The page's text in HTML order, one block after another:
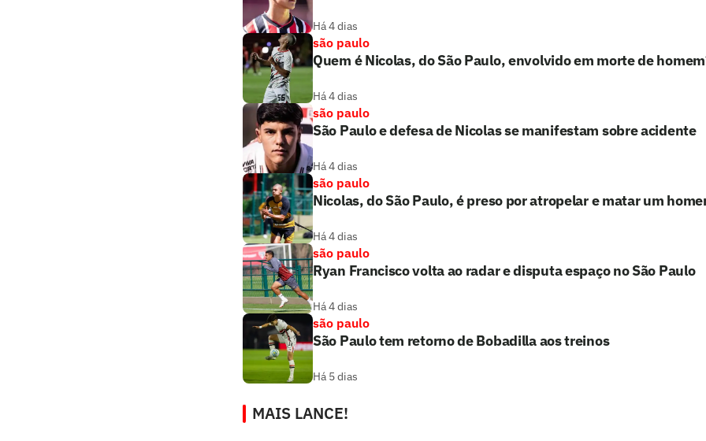
Há 4 dias
são paulo
Quem é Nicolas, do São Paulo, envolvido em morte de
Há 4 dias
são paulo
São Paulo e defesa de Nicolas se manifestam sobre acidente
Há 4 dias
são paulo
Nicolas, do São Paulo, é preso por atropelar e matar um
Há 4 dias
são paulo
Ryan Francisco volta ao radar e disputa espaço no São Paulo
Há 4 dias
são paulo
São Paulo tem retorno de Bobadilla aos treinos
Há 5 dias
MAIS LANCE!